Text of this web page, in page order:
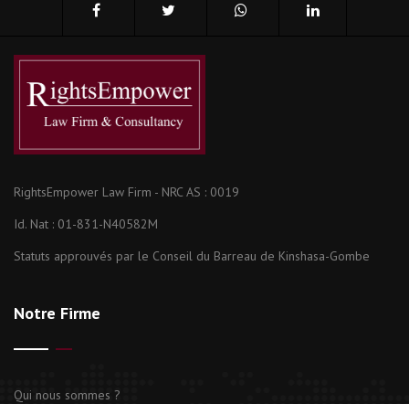
RightsEmpower Law Firm - NRC AS : 0019
Id. Nat : 01-831-N40582M
Statuts approuvés par le Conseil du Barreau de Kinshasa-Gombe
Notre Firme
Qui nous sommes ?